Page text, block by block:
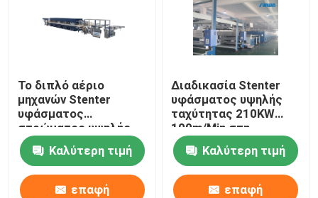
Το διπλό αέριο
μηχανών Stenter
υφάσματος
στρώματος υψηλής
ταχύτητας που
θερμαίνεται για
πλέκει το ύφασμα
Καλύτερη τιμή
επαφή
Διαδικασία Stenter
υφάσματος υψηλής
ταχύτητας 210KW
100m/Min στη
βιομηχανία
κλωστοϋφαντουργίας
2800mm
Καλύτερη τιμή
επαφή